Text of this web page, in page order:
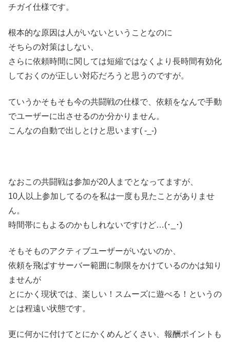
チガイ仕様です。
根本的な原因は人がいないということなのに
そちらの対策はしない、
さらに依頼時間に関しては短縮ではなくより長時間有効化
しておくのが正しい対応だろうと思うのですが。
ていうかそもそも今の共闘戦の仕様で、依頼をなんで手動
でユーザーに出させるのか分かりません。
こんなの自動で出しとけと思います( -_-)
なおこの共闘戦は参加が20人までとなってますが、
10人以上参加してるのを私は一度も見たことがありませ
ん。
時間帯にもよるのかもしれないですけど…(･_･)
そもそものアクティブユーザーがいないのか、
依頼を飛ばすサーバー範囲に制限をかけているのかは知り
ませんが
とにかく現状では、楽しい！スムーズに遊べる！というの
とは程遠い状態です。
更に何かに付けてとにかくめんどくさい、報酬ポイントも